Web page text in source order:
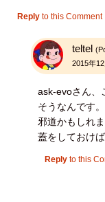
Reply to this Comment
teltel
2015年
ask-evoさん、
そうなんです
邪道かもしれ
蓋をしておけ
Reply to this